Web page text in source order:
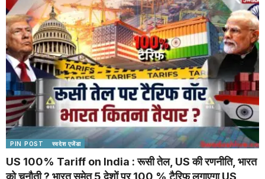
PIN POST स्वदेश एजेंडा
US 100% Tariff on India : रूसी तेल, US की रणनीति, भारत
को चुनौती ? भारत समेत 5 देशों पर 100 % टैरिफ लगाएगा US